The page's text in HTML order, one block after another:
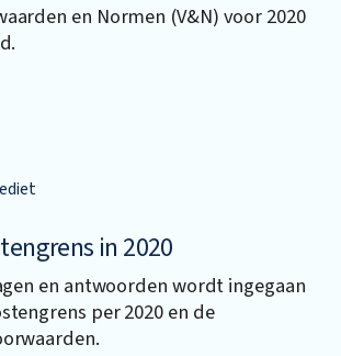
en Normen (V&N) voor 2020
in 2020
en antwoorden wordt ingegaan
per 2020 en de